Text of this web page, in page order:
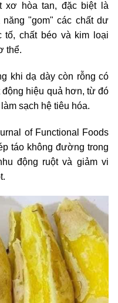
xơ hòa tan, đặc biệt là
"gom" các chất dư
chất béo và kim loại
thể.
khi dạ dày còn rỗng có
động hiệu quả hơn, từ đó
sạch hệ tiêu hóa.
of Functional Foods
táo không đường trong
động ruột và giảm vi